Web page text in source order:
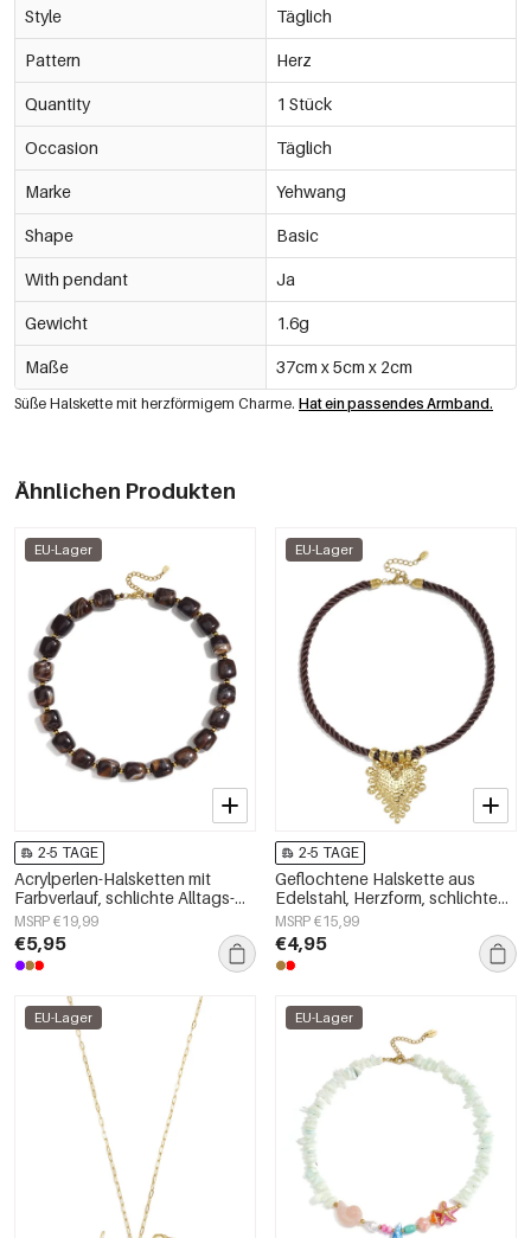
Style Täglich
Pattern Herz
Quantity 1 Stück
Occasion Täglich
Marke Yehwang
Shape Basic
With pendant Ja
Gewicht 1.6g
Maße 37cm x 5cm x 2cm
Süße Halskette mit herzförmigem Charme. Hat ein passendes Armband.
Ähnlichen Produkten
EU-Lager
2-5 TAGE
Acrylperlen-Halsketten mit
Farbverlauf, schlichte Alltags-
Serie, Damenschmuck
MSRP €19,99
€5,95
EU-Lager
2-5 TAGE
Geflochtene Halskette aus
Edelstahl, Herzform, schlichte
Alltags-Serie, Damenschmuck
MSRP €15,99
€4,95
EU-Lager EU-Lager